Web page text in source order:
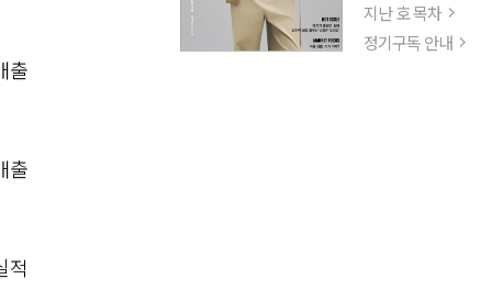
출
출
적
지난 호 목차
정기구독 안내